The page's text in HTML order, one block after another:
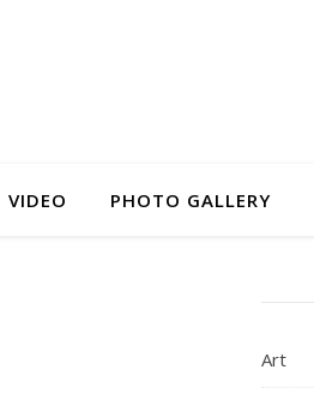
VIDEO PHOTO GALLERY
Art